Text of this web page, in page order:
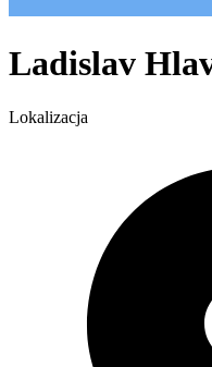
Ladislav
Lokalizacja